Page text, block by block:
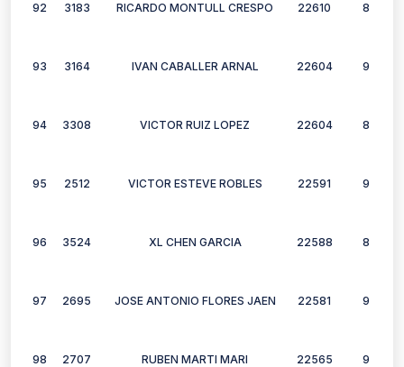
92 3183 RICARDO MONTULL CRESPO 22610 8
93 3164 IVAN CABALLER ARNAL 22604 9
94 3308 VICTOR RUIZ LOPEZ 22604 8
95 2512 VICTOR ESTEVE ROBLES 22591 9
96 3524 XL CHEN GARCIA 22588 8
97 2695 JOSE ANTONIO FLORES JAEN 22581 9
98 2707 RUBEN MARTI MARI 22565 9